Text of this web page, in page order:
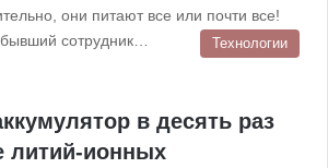
они питают все или почти все!
сотрудник…
Технологии
в десять раз
литий-ионных